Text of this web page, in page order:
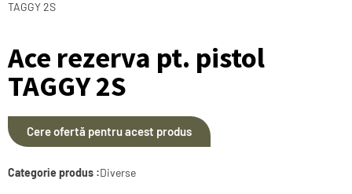
TAGGY 2S
Ace rezerva pt. pistol
TAGGY 2S
Cere ofertă pentru acest produs
Categorie produs :Diverse